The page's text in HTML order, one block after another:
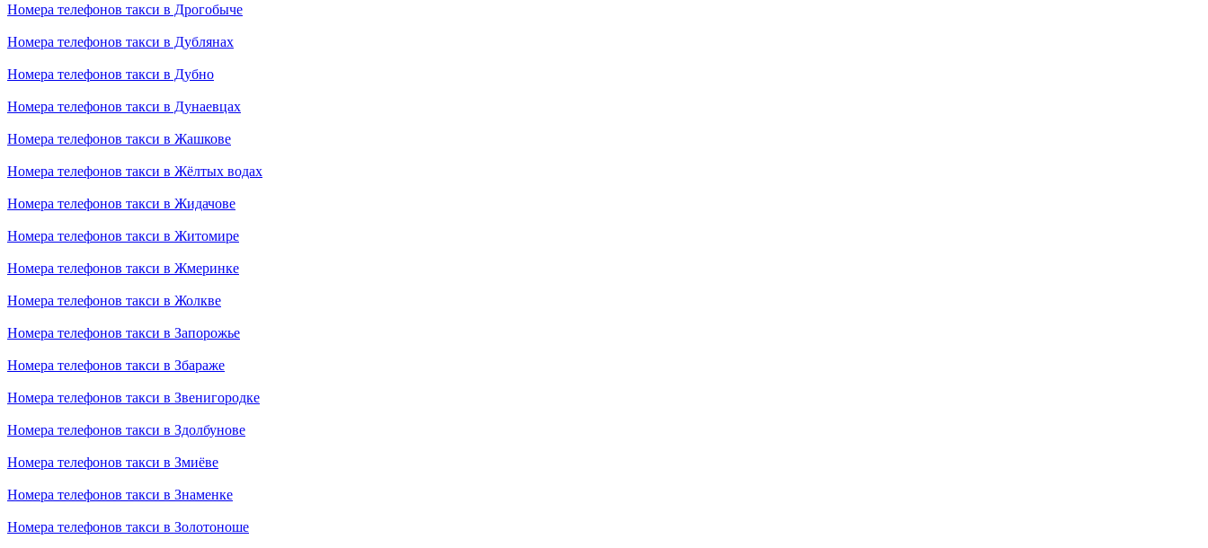
Номера телефонов такси в Дрогобыче
Номера телефонов такси в Дублянах
Номера телефонов такси в Дубно
Номера телефонов такси в Дунаевцах
Номера телефонов такси в Жашкове
Номера телефонов такси в Жёлтых водах
Номера телефонов такси в Жидачове
Номера телефонов такси в Житомире
Номера телефонов такси в Жмеринке
Номера телефонов такси в Жолкве
Номера телефонов такси в Запорожье
Номера телефонов такси в Збараже
Номера телефонов такси в Звенигородке
Номера телефонов такси в Здолбунове
Номера телефонов такси в Змиёве
Номера телефонов такси в Знаменке
Номера телефонов такси в Золотоноше